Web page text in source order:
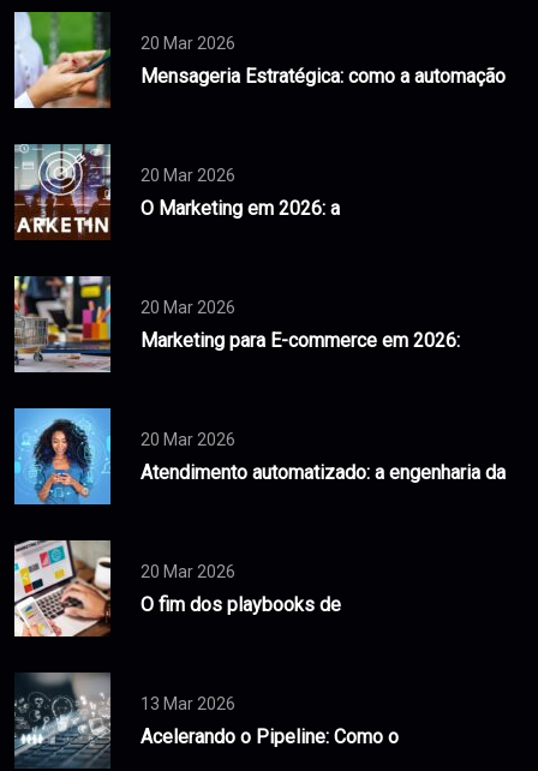
20 Mar 2026
Mensageria Estratégica: como a automação
20 Mar 2026
O Marketing em 2026: a
20 Mar 2026
Marketing para E-commerce em 2026:
20 Mar 2026
Atendimento automatizado: a engenharia da
20 Mar 2026
O fim dos playbooks de
13 Mar 2026
Acelerando o Pipeline: Como o